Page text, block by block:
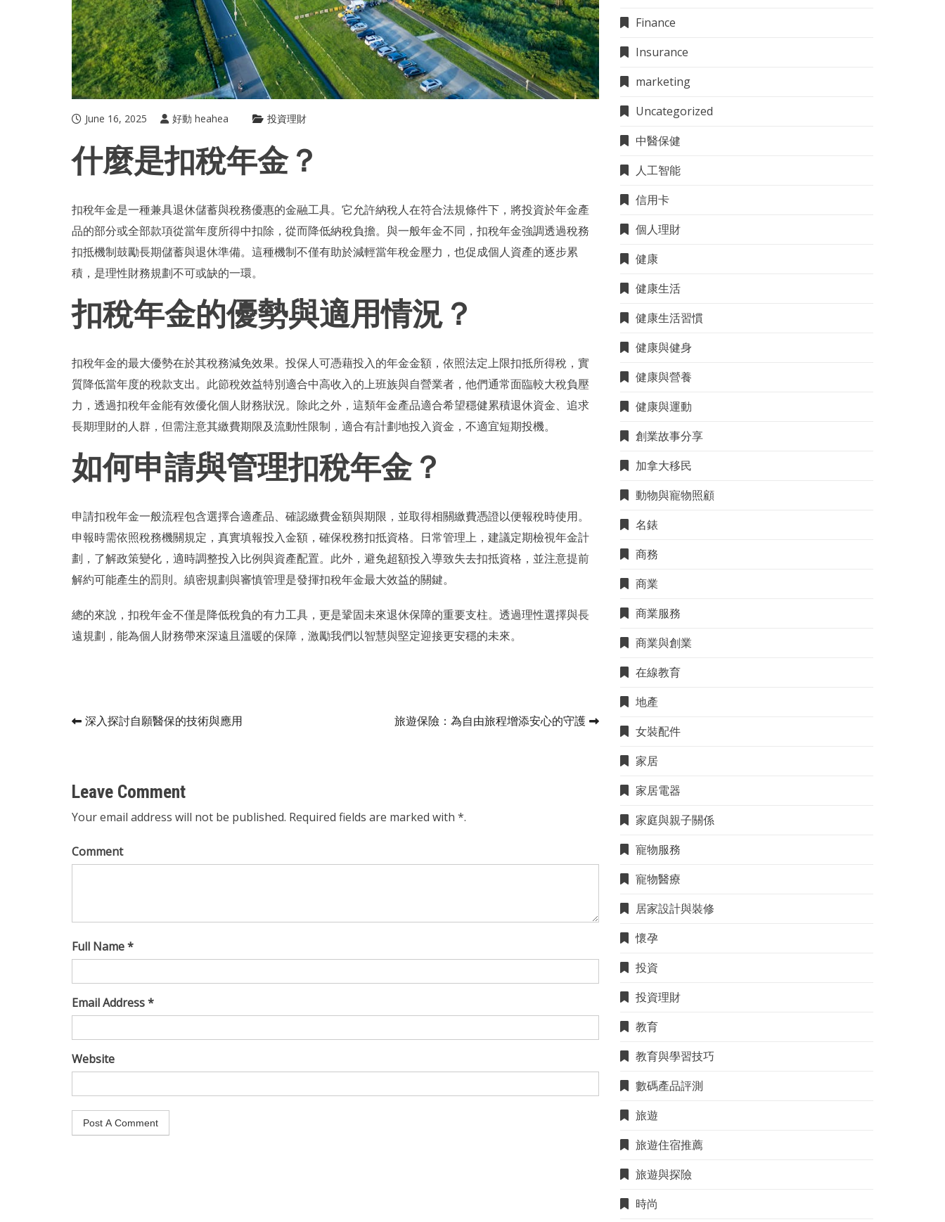
June 16, 2025 好動 heahea 投資理財
什麼是扣稅年金？
扣稅年金是一種兼具退休儲蓄與稅務優惠的金融工具。它允許納稅人在符合法規條件下，將投資於年金產
品的部分或全部款項從當年度所得中扣除，從而降低納稅負擔。與一般年金不同，扣稅年金強調透過稅務
扣抵機制鼓勵長期儲蓄與退休準備。這種機制不僅有助於減輕當年稅金壓力，也促成個人資產的逐步累
積，是理性財務規劃不可或缺的一環。
扣稅年金的優勢與適用情況？
扣稅年金的最大優勢在於其稅務減免效果。投保人可憑藉投入的年金金額，依照法定上限扣抵所得稅，實
質降低當年度的稅款支出。此節稅效益特別適合中高收入的上班族與自營業者，他們通常面臨較大稅負壓
力，透過扣稅年金能有效優化個人財務狀況。除此之外，這類年金產品適合希望穩健累積退休資金、追求
長期理財的人群，但需注意其繳費期限及流動性限制，適合有計劃地投入資金，不適宜短期投機。
如何申請與管理扣稅年金？
申請扣稅年金一般流程包含選擇合適產品、確認繳費金額與期限，並取得相關繳費憑證以便報稅時使用。
申報時需依照稅務機關規定，真實填報投入金額，確保稅務扣抵資格。日常管理上，建議定期檢視年金計
劃，了解政策變化，適時調整投入比例與資產配置。此外，避免超額投入導致失去扣抵資格，並注意提前
解約可能產生的罰則。縝密規劃與審慎管理是發揮扣稅年金最大效益的關鍵。
總的來說，扣稅年金不僅是降低稅負的有力工具，更是鞏固未來退休保障的重要支柱。透過理性選擇與長
遠規劃，能為個人財務帶來深遠且溫暖的保障，激勵我們以智慧與堅定迎接更安穩的未來。
Post
深入探討自願醫保的技術與應用 旅遊保險：為自由旅程增添安心的守護
Leave Comment
Your email address will not be published. Required fields are marked with *.
Comment
Full Name *
Email Address *
Website
Finance
Insurance
marketing
Uncategorized
中醫保健
人工智能
信用卡
個人理財
健康
健康生活
健康生活習慣
健康與健身
健康與營養
健康與運動
創業故事分享
加拿大移民
動物與寵物照顧
名錶
商務
商業
商業服務
商業與創業
在線教育
地產
女裝配件
家居
家居電器
家庭與親子關係
寵物服務
寵物醫療
居家設計與裝修
懷孕
投資
投資理財
教育
教育與學習技巧
數碼產品評測
旅遊
旅遊住宿推薦
旅遊與探險
時尚